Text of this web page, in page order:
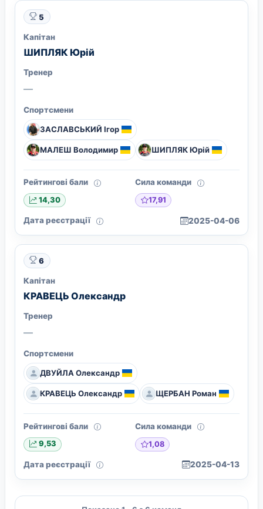
5
Капітан
ШИПЛЯК Юрій
Тренер
—
Спортсмени
ЗАСЛАВСЬКИЙ Ігор
МАЛЕШ Володимир ШИПЛЯК Юрій
Рейтингові бали
14,30
Сила команди
17,91
Дата реєстрації 2025-04-06
6
Капітан
КРАВЕЦЬ Олександр
Тренер
—
Спортсмени
ДВУЙЛА Олександр
КРАВЕЦЬ Олександр ЩЕРБАН Роман
Рейтингові бали
9,53
Сила команди
1,08
Дата реєстрації 2025-04-13